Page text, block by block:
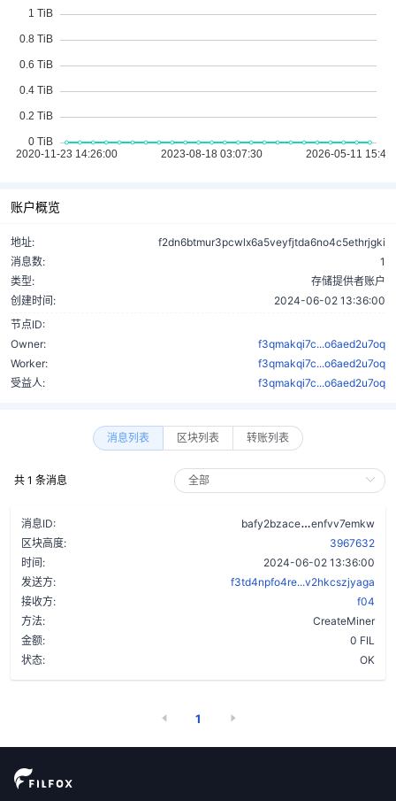
账户概览
地址:
f2dn6btmur3pcwlx6a5veyfjtda6no4c5ethrjgki
消息数:
1
类型:
存储提供者账户
创建时间:
2024-06-02 13:36:00
节点ID:
Owner:
f3qmakqi7c...o6aed2u7oq
Worker:
f3qmakqi7c...o6aed2u7oq
受益人:
f3qmakqi7c...o6aed2u7oq
消息列表 区块列表 转账列表
共 1 条消息
消息ID: bafy2bzace
enfvv7emkw
区块高度:
3967632
时间:
2024-06-02 13:36:00
发送方:
f3td4npfo4re...v2hkcszjyaga
接收方:
f04
方法:
CreateMiner
金额:
0 FIL
状态:
OK
1